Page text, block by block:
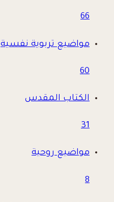
66
مواضيع تربوية نفسية
60
الكتاب المقدس
31
مواضيع روحية
8